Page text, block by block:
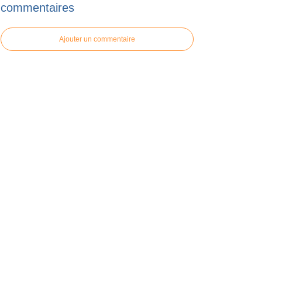
commentaires
Ajouter un commentaire